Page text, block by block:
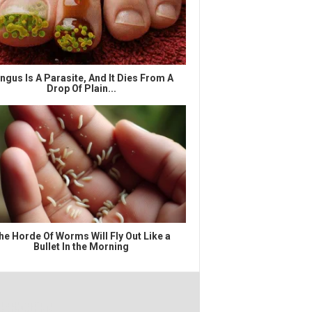
Is A Parasite, And It Dies From A
Drop Of Plain...
Horde Of Worms Will Fly Out Like a
Bullet In the Morning